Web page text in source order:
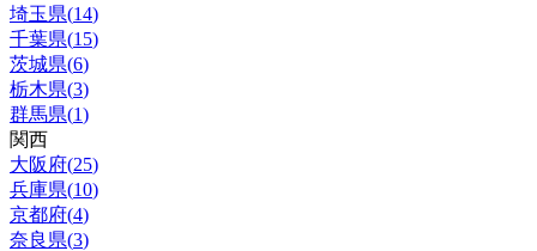
埼玉県(14)
千葉県(15)
茨城県(6)
栃木県(3)
群馬県(1)
関西
大阪府(25)
兵庫県(10)
京都府(4)
奈良県(3)